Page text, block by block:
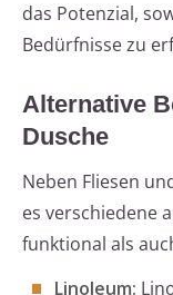
das Potenzial,
Bedürfnisse zu
Alternative
Dusche
Neben Fliesen
es verschiedene
funktional als
Linoleum: